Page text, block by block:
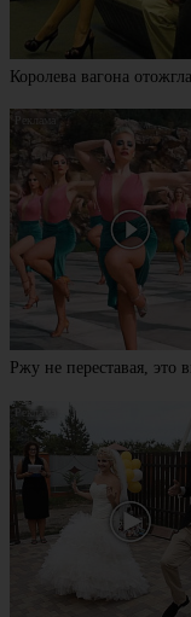
Королева вагона
Ржу не переставая, это